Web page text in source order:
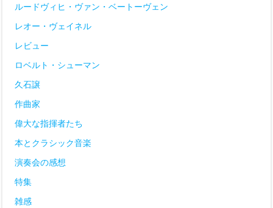
ルードヴィヒ・ヴァン・ベートーヴェン
レオー・ヴェイネル
レビュー
ロベルト・シューマン
久石譲
作曲家
偉大な指揮者たち
本とクラシック音楽
演奏会の感想
特集
雑感